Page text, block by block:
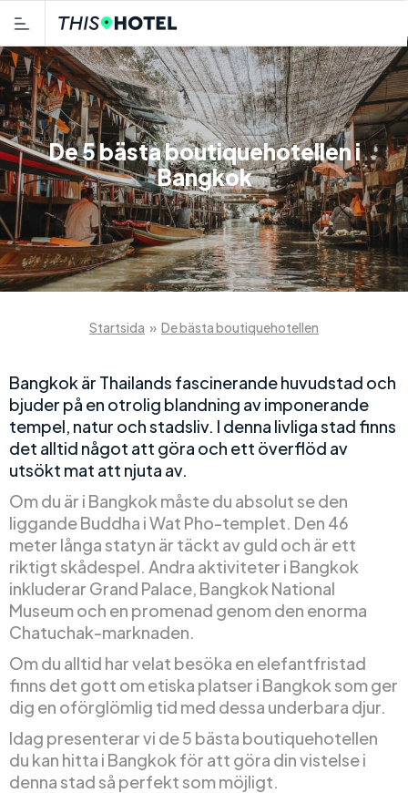
De 5 bästa boutiquehotellen i
Bangkok
Startsida » De bästa boutiquehotellen
Bangkok är Thailands fascinerande huvudstad och
bjuder på en otrolig blandning av imponerande
tempel, natur och stadsliv. I denna livliga stad finns
det alltid något att göra och ett överflöd av
utsökt mat att njuta av.
Om du är i Bangkok måste du absolut se den
liggande Buddha i Wat Pho-templet. Den 46
meter långa statyn är täckt av guld och är ett
riktigt skådespel. Andra aktiviteter i Bangkok
inkluderar Grand Palace, Bangkok National
Museum och en promenad genom den enorma
Chatuchak-marknaden.
Om du alltid har velat besöka en elefantfristad
finns det gott om etiska platser i Bangkok som ger
dig en oförglömlig tid med dessa underbara djur.
Idag presenterar vi de 5 bästa boutiquehotellen
du kan hitta i Bangkok för att göra din vistelse i
denna stad så perfekt som möjligt.